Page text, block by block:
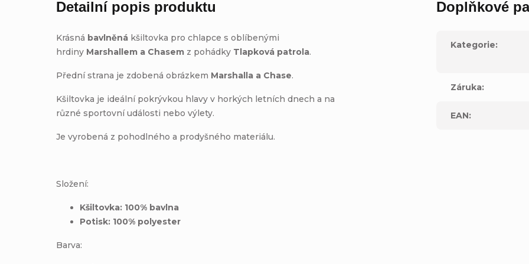
Detailní popis produktu
Krásná bavlněná kšiltovka pro chlapce s oblíbenými
hrdiny Marshallem a Chasem z pohádky Tlapková patrola.
Přední strana je zdobená obrázkem Marshalla a Chase.
Kšiltovka je ideální pokrývkou hlavy v horkých letních dnech a na
různé sportovní události nebo výlety.
Je vyrobená z pohodlného a prodyšného materiálu.
Složení:
Kšiltovka: 100% bavlna
Potisk: 100% polyester
Barva:
Doplňkové
Kategorie:
Záruka:
EAN: